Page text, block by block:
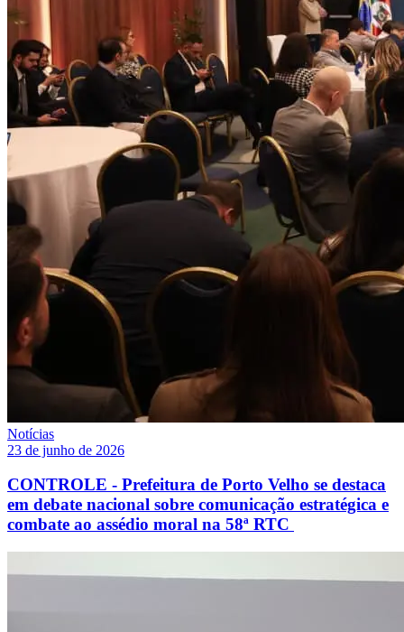
Notícias
23 de junho de 2026
CONTROLE - Prefeitura de Porto Velho se destaca
em debate nacional sobre comunicação estratégica e
combate ao assédio moral na 58ª RTC